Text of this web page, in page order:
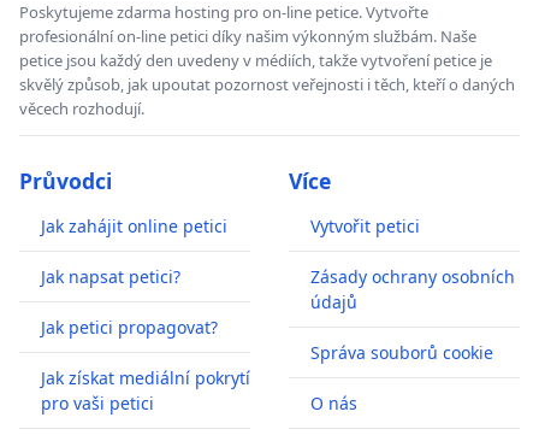
Poskytujeme zdarma hosting pro on-line petice. Vytvořte
profesionální on-line petici díky našim výkonným službám. Naše
petice jsou každý den uvedeny v médiích, takže vytvoření petice je
skvělý způsob, jak upoutat pozornost veřejnosti i těch, kteří o daných
věcech rozhodují.
Průvodci
Jak zahájit online petici
Jak napsat petici?
Jak petici propagovat?
Jak získat mediální pokrytí
pro vaši petici
Více
Vytvořit petici
Zásady ochrany osobních
údajů
Správa souborů cookie
O nás